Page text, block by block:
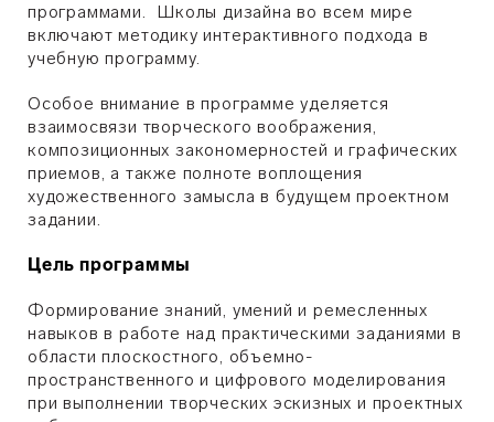
программами. Школы дизайна во всем мире
включают методику интерактивного подхода в
учебную программу.
Особое внимание в программе уделяется
взаимосвязи творческого воображения,
композиционных закономерностей и графических
приемов, а также полноте воплощения
художественного замысла в будущем проектном
задании.
Цель программы
Формирование знаний, умений и ремесленных
навыков в работе над практическими заданиями в
области плоскостного, объемно-
пространственного и цифрового моделирования
при выполнении творческих эскизных и проектных